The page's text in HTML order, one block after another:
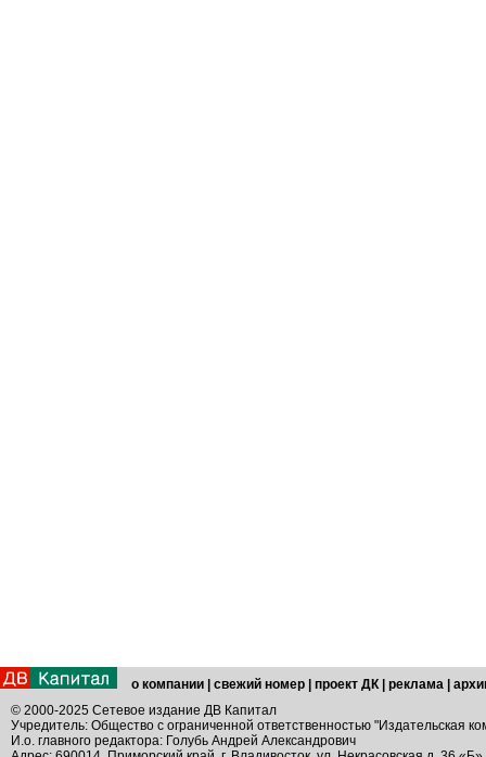
о компании свежий номер проект ДК реклама
© 2000-2025 Сетевое издание ДВ Капитал
Учредитель: Общество с ограниченной ответственностью "Издательская
И.о. главного редактора: Голубь Андрей Александрович